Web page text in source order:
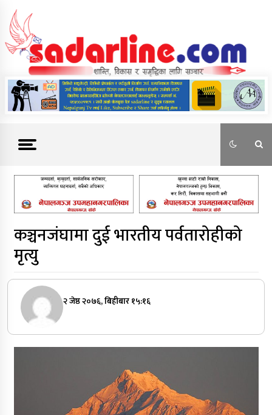
content
News For Nepal
कञ्चनजंघामा दुई भारतीय पर्वतारोहीको
मृत्यु
२ जेष्ठ २०७६, बिहीबार १५:१६